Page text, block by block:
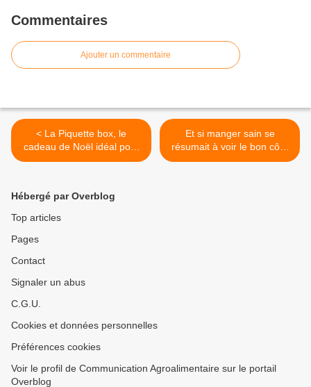
Commentaires
Ajouter un commentaire
< La Piquette box, le
cadeau de Noël idéal pour
votre pire ennemi ! (+
Et si manger sain se
résumait à voir le bon côté
des choses ? >
Hébergé par Overblog
Top articles
Pages
Contact
Signaler un abus
C.G.U.
Cookies et données personnelles
Préférences cookies
Voir le profil de Communication Agroalimentaire sur le portail
Overblog